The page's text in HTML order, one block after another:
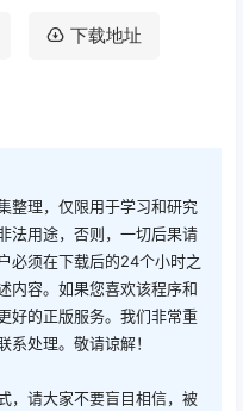
下载地址
整理，仅限用于学习和研究
法用途，否则，一切后果请
必须在下载后的24个小时之
内容。如果您喜欢该程序和
好的正版服务。我们非常重
处理。敬请谅解！
，请大家不要盲目相信，被